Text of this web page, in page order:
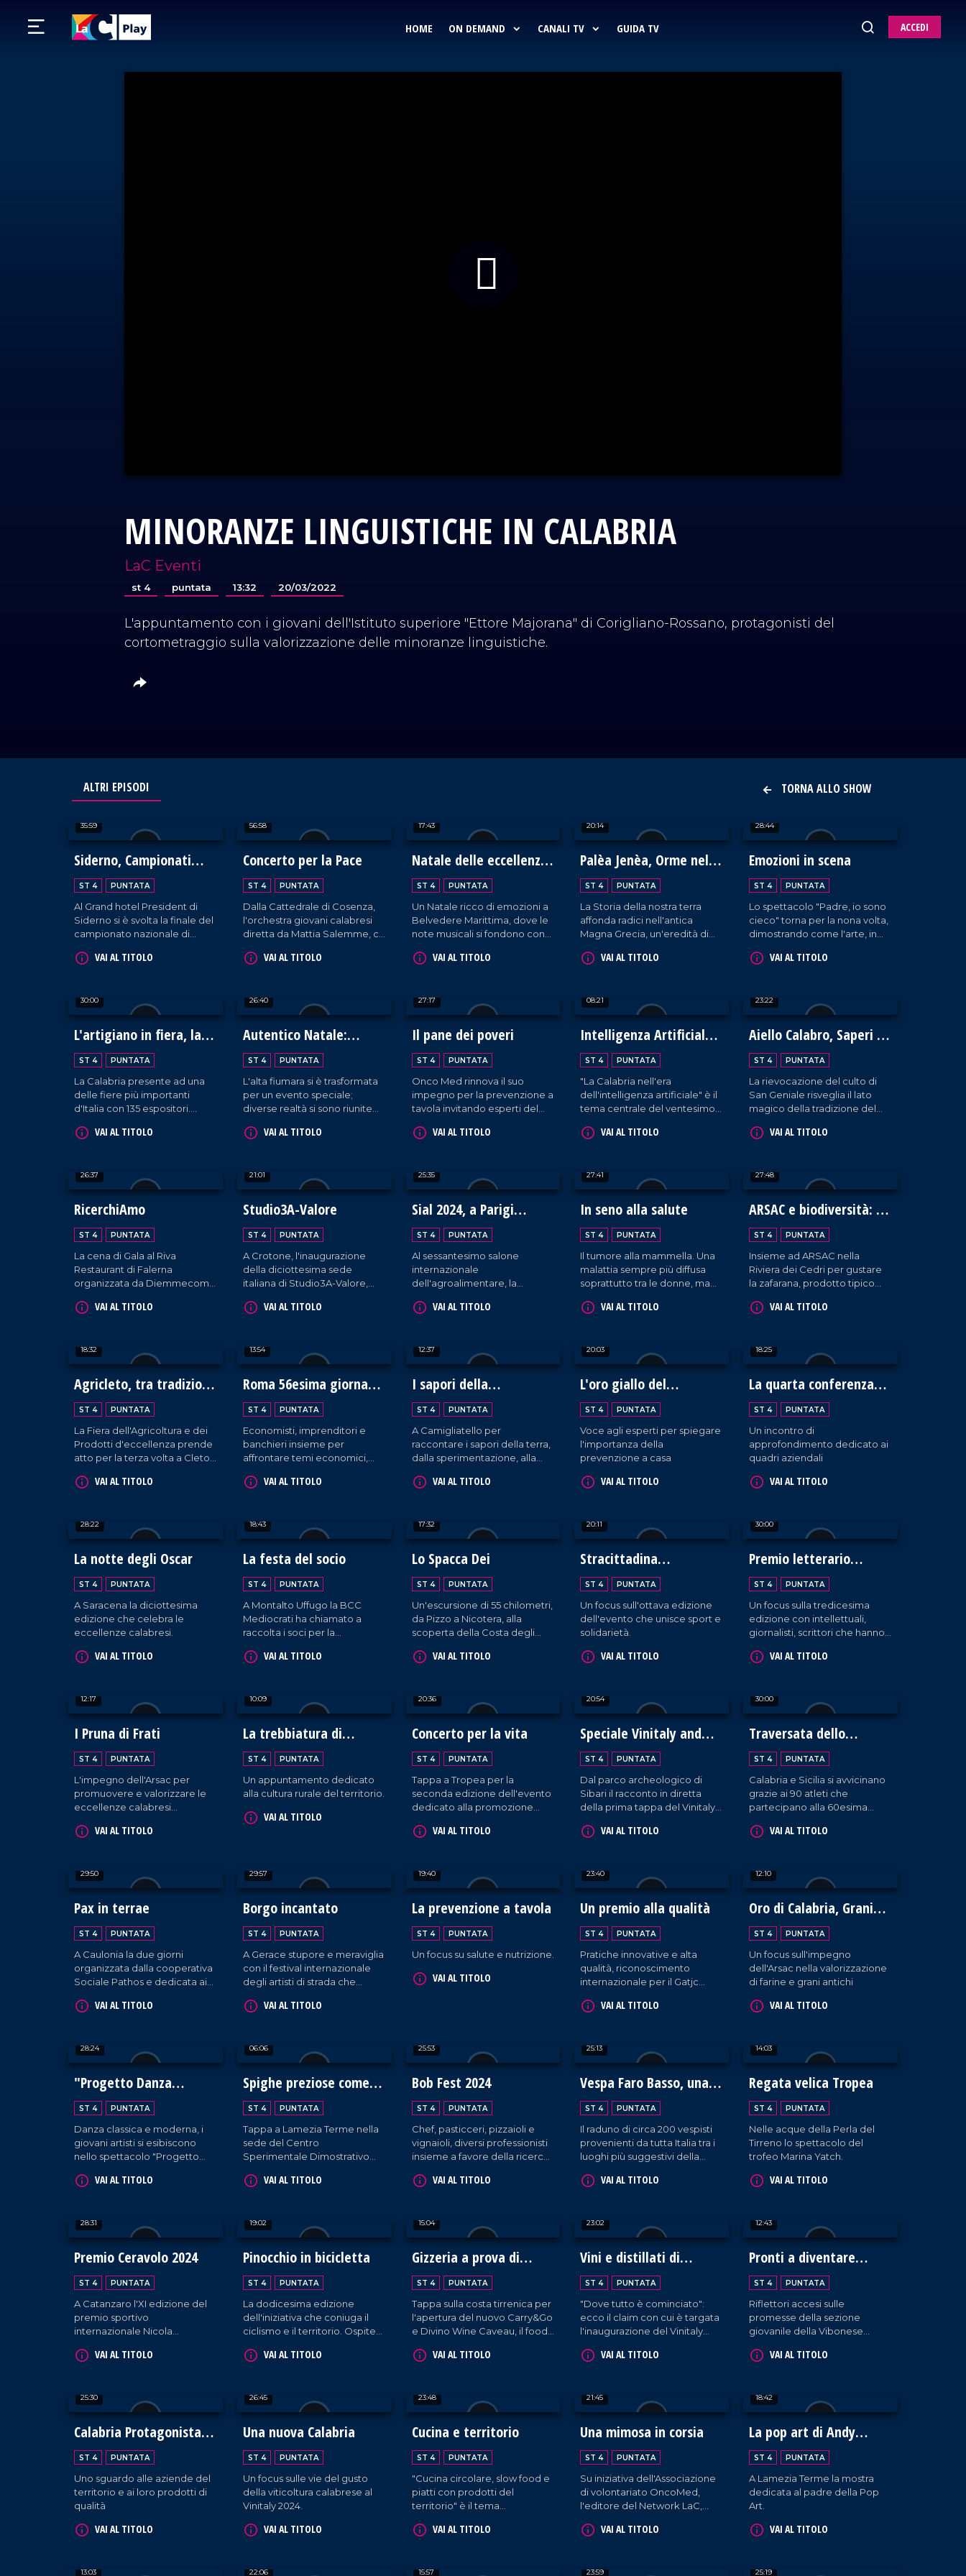
HOME ON DEMAND CANALI TV GUIDA TV ACCEDI
MINORANZE LINGUISTICHE IN CALABRIA
LaC Eventi
st 4 puntata 13:32 20/03/2022
L'appuntamento con i giovani dell'Istituto superiore "Ettore Majorana" di Corigliano-Rossano, protagonisti del
cortometraggio sulla valorizzazione delle minoranze linguistiche.
TORNA ALLO SHOW
ALTRI EPISODI
35:59
Siderno, Campionati
Italiani di Cucina 2024
ST 4 PUNTATA
Al Grand hotel President di
Siderno si è svolta la finale del
campionato nazionale di
hanno gareggiato creando
unico, ricco di emozioni e
sapori.
VAI AL TITOLO
56:58
Concerto per la Pace
ST 4 PUNTATA
Dalla Cattedrale di Cosenza,
l'orchestra giovani calabresi
diretta da Mattia Salemme, ci
unione e bellezza che celebra
VAI AL TITOLO
17:43
Natale delle eccellenze
calabresi a Belvedere
Marittimo
ST 4 PUNTATA
Un Natale ricco di emozioni a
Belvedere Marittima, dove le
note musicali si fondono con
autentiche. Un'occasione per
territorio.
VAI AL TITOLO
20:14
Palèa Jenèa, Orme nella
Storia della Calabria
Greca
ST 4 PUNTATA
La Storia della nostra terra
affonda radici nell'antica
Magna Grecia, un'eredità di
oggi ci definisce. Il progetto
coinvolgendo tutte le scuole
di Reggio Calabria.
VAI AL TITOLO
28:44
Emozioni in scena
ST 4 PUNTATA
Lo spettacolo "Padre, io sono
cieco" torna per la nona volta,
dimostrando come l'arte, in
linguaggio universale di libertà
VAI AL TITOLO
30:00
L'artigiano in fiera, la
Calabria protagonista a
Milano
ST 4 PUNTATA
La Calabria presente ad una
delle fiere più importanti
d'Italia con 135 espositori.
accompagna alla scoperta
primario e secondario del
territorio, tra gli ospiti due
eccellenze Antonio Giulio
Grande e Fortunato Amarelli.
Un incontro importante tra
passato e futuro che ha uno
sguardo rivolto verso il
progresso.
VAI AL TITOLO
26:40
Autentico Natale:
Ambasciatori
dell'Autismo
ST 4 PUNTATA
L'alta fiumara si è trasformata
per un evento speciale;
diverse realtà si sono riunite
ambasciatrici dell'autismo. Si
voce ad ogni bisbiglio.
VAI AL TITOLO
27:17
Il pane dei poveri
ST 4 PUNTATA
Onco Med rinnova il suo
impegno per la prevenzione a
tavola invitando esperti del
le modalità di assunzione del
VAI AL TITOLO
08:21
Intelligenza Artificiale
in Calabria
ST 4 PUNTATA
"La Calabria nell'era
dell'intelligenza artificiale" è il
tema centrale del ventesimo
Mediocrati, con interventi da
svantaggi delle nuove
tecnologie.
VAI AL TITOLO
23:22
Aiello Calabro, Saperi e
Sapori d'Autunno 2024:
un viaggio tra storia,
tradizioni e fede
ST 4 PUNTATA
La rievocazione del culto di
San Geniale risveglia il lato
magico della tradizione del
quarta edizione dell'evento
VAI AL TITOLO
26:37
RicerchiAmo
ST 4 PUNTATA
La cena di Gala al Riva
Restaurant di Falerna
organizzata da Diemmecom
mauriziana per raccogliere
dell'UMG.
VAI AL TITOLO
21:01
Studio3A-Valore
ST 4 PUNTATA
A Crotone, l'inaugurazione
della diciottesima sede
italiana di Studio3A-Valore,
cittadini quando si tratta di
VAI AL TITOLO
25:35
Sial 2024, a Parigi
sfilano le eccellenze
gastronomiche della
Calabria
ST 4 PUNTATA
Al sessantesimo salone
internazionale
dell'agroalimentare, la
patria di bontà culinarie da
VAI AL TITOLO
27:41
In seno alla salute
ST 4 PUNTATA
Il tumore alla mammella. Una
malattia sempre più diffusa
soprattutto tra le donne, ma
uomini.VAI AL TITOLO
27:48
ARSAC e biodiversità: la
zafarana di Tortora
ST 4 PUNTATA
Insieme ad ARSAC nella
Riviera dei Cedri per gustare
la zafarana, prodotto tipico
della biodiversità in Calabria.
VAI AL TITOLO
18:32
Agricleto, tra tradizione
e innovazione
ST 4 PUNTATA
La Fiera dell'Agricoltura e dei
Prodotti d'eccellenza prende
atto per la terza volta a Cleto,
tradizionale e innovativo.
VAI AL TITOLO
13:54
Roma 56esima giornata
del credito
ST 4 PUNTATA
Economisti, imprenditori e
banchieri insieme per
affrontare temi economici,
VAI AL TITOLO
12:37
I sapori della
Biodiversità
ST 4 PUNTATA
A Camigliatello per
raccontare i sapori della terra,
dalla sperimentazione, alla
VAI AL TITOLO
20:03
L'oro giallo del
Mediterraneo
ST 4 PUNTATA
Voce agli esperti per spiegare
l'importanza della
prevenzione a casa
VAI AL TITOLO
18:25
La quarta conferenza
della BCC Mediocrati
ST 4 PUNTATA
Un incontro di
approfondimento dedicato ai
quadri aziendali
VAI AL TITOLO
28:22
La notte degli Oscar
ST 4 PUNTATA
A Saracena la diciottesima
edizione che celebra le
eccellenze calabresi.
VAI AL TITOLO
18:43
La festa del socio
ST 4 PUNTATA
A Montalto Uffugo la BCC
Mediocrati ha chiamato a
raccolta i soci per la
compagine sociale.
VAI AL TITOLO
17:32
Lo Spacca Dei
ST 4 PUNTATA
Un'escursione di 55 chilometri,
da Pizzo a Nicotera, alla
scoperta della Costa degli
VAI AL TITOLO
20:11
Stracittadina
Filadelfiese 2024
ST 4 PUNTATA
Un focus sull'ottava edizione
dell'evento che unisce sport e
solidarietà.
VAI AL TITOLO
30:00
Premio letterario
Caccuri
ST 4 PUNTATA
Un focus sulla tredicesima
edizione con intellettuali,
giornalisti, scrittori che hanno
nella Presila crotonese.
VAI AL TITOLO
12:17
I Pruna di Frati
ST 4 PUNTATA
L'impegno dell'Arsac per
promuovere e valorizzare le
eccellenze calabresi
territoriale. Tra i prodotti
Minulio.
VAI AL TITOLO
10:09
La trebbiatura di
Maierato
ST 4 PUNTATA
Un appuntamento dedicato
alla cultura rurale del territorio.
VAI AL TITOLO
20:36
Concerto per la vita
ST 4 PUNTATA
Tappa a Tropea per la
seconda edizione dell'evento
dedicato alla promozione
VAI AL TITOLO
20:54
Speciale Vinitaly and
the City
ST 4 PUNTATA
Dal parco archeologico di
Sibari il racconto in diretta
della prima tappa del Vinitaly
VAI AL TITOLO
30:00
Traversata dello
Stretto
ST 4 PUNTATA
Calabria e Sicilia si avvicinano
grazie ai 90 atleti che
partecipano alla 60esima
Stretto, la storica gara di
VAI AL TITOLO
29:50
Pax in terrae
ST 4 PUNTATA
A Caulonia la due giorni
organizzata dalla cooperativa
Sociale Pathos e dedicata ai
dell'accoglienza.
VAI AL TITOLO
29:57
Borgo incantato
ST 4 PUNTATA
A Gerace stupore e meraviglia
con il festival internazionale
degli artisti di strada che
VAI AL TITOLO
19:40
La prevenzione a tavola
ST 4 PUNTATA
Un focus su salute e nutrizione.
VAI AL TITOLO
23:40
Un premio alla qualità
ST 4 PUNTATA
Pratiche innovative e alta
qualità, riconoscimento
internazionale per il Gatjc
VAI AL TITOLO
12:10
Oro di Calabria, Grani
Antichi e Biodiversità
ST 4 PUNTATA
Un focus sull'impegno
dell'Arsac nella valorizzazione
di farine e grani antichi
VAI AL TITOLO
28:24
"Progetto Danza
Calabria"
ST 4 PUNTATA
Danza classica e moderna, i
giovani artisti si esibiscono
nello spettacolo "Progetto
marina.VAI AL TITOLO
06:06
Spighe preziose come
l'oro
ST 4 PUNTATA
Tappa a Lamezia Terme nella
sede del Centro
Sperimentale Dimostrativo
seminario divulgativo sui grani
VAI AL TITOLO
25:53
Bob Fest 2024
ST 4 PUNTATA
Chef, pasticceri, pizzaioli e
vignaioli, diversi professionisti
insieme a favore della ricerca
Scolacium di Roccelletta di
VAI AL TITOLO
25:13
Vespa Faro Basso, una
dea sulla Costa degli
Dei
ST 4 PUNTATA
Il raduno di circa 200 vespisti
provenienti da tutta Italia tra i
luoghi più suggestivi della
VAI AL TITOLO
14:03
Regata velica Tropea
ST 4 PUNTATA
Nelle acque della Perla del
Tirreno lo spettacolo del
trofeo Marina Yatch.
VAI AL TITOLO
28:31
Premio Ceravolo 2024
ST 4 PUNTATA
A Catanzaro l'XI edizione del
premio sportivo
internazionale Nicola
Roberto De Zerbi.
VAI AL TITOLO
19:02
Pinocchio in bicicletta
ST 4 PUNTATA
La dodicesima edizione
dell'iniziativa che coniuga il
ciclismo e il territorio. Ospite
Moser.VAI AL TITOLO
15:04
Gizzeria a prova di
imprenditoria
ST 4 PUNTATA
Tappa sulla costa tirrenica per
l'apertura del nuovo Carry&Go
e Divino Wine Caveau, il food
Commerciale al servizio del
VAI AL TITOLO
23:02
Vini e distillati di
Calabria al Vinitaly 2024
ST 4 PUNTATA
"Dove tutto è cominciato":
ecco il claim con cui è targata
l'inaugurazione del Vinitaly
dal design accattivante, i
la Calabria - raccontano la
propria azienda. Un'ottima
vetrina per esportare la
vitivinicultura non solo fuori
dalla regione, ma anche
dall'Italia.
VAI AL TITOLO
12:43
Pronti a diventare
grandi
ST 4 PUNTATA
Riflettori accesi sulle
promesse della sezione
giovanile della Vibonese
VAI AL TITOLO
25:30
Calabria Protagonista al
Vinitaly
ST 4 PUNTATA
Uno sguardo alle aziende del
territorio e ai loro prodotti di
qualità
VAI AL TITOLO
26:45
Una nuova Calabria
ST 4 PUNTATA
Un focus sulle vie del gusto
della viticoltura calabrese al
Vinitaly 2024.
VAI AL TITOLO
23:48
Cucina e territorio
ST 4 PUNTATA
"Cucina circolare, slow food e
piatti con prodotti del
territorio" è il tema
nell'ambito del Serre in
VAI AL TITOLO
21:45
Una mimosa in corsia
ST 4 PUNTATA
Su iniziativa dell'Associazione
di volontariato OncoMed,
l'editore del Network LaC,
pazienti dell'ospedale
VAI AL TITOLO
18:42
La pop art di Andy
Warhol a Palazzo Greco-
Stella
ST 4 PUNTATA
A Lamezia Terme la mostra
dedicata al padre della Pop
Art.
VAI AL TITOLO
13:03 22:06 15:57 23:59 25:19